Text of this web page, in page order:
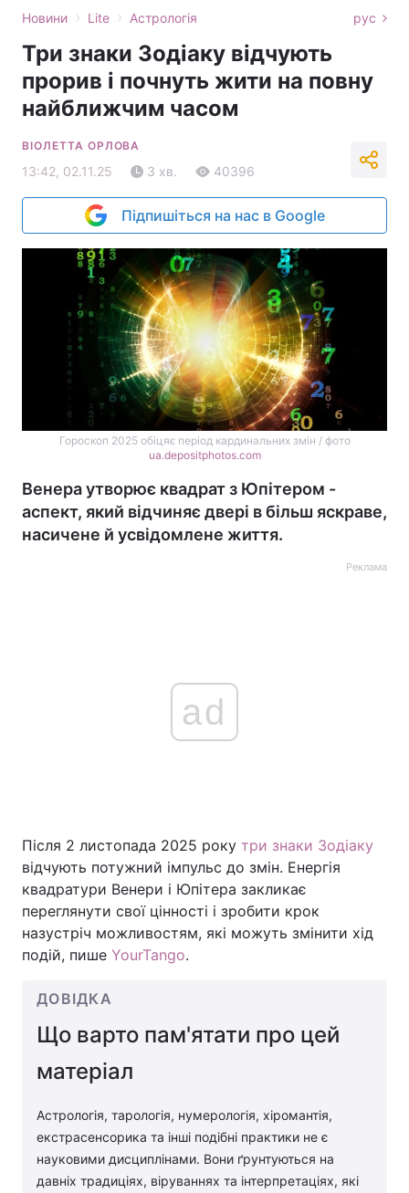
Новини › Lite › Астрологія рус
Три знаки Зодіаку відчують
прорив і почнуть жити на повну
найближчим часом
ВІОЛЕТТА ОРЛОВА
13:42, 02.11.25 3 хв. 40396
Підпишіться на нас в Google
Гороскоп 2025 обіцяє період кардинальних змін / фото
ua.depositphotos.com
Венера утворює квадрат з Юпітером -
аспект, який відчиняє двері в більш яскраве,
насичене й усвідомлене життя.
Реклама
ad
Після 2 листопада 2025 року три знаки Зодіаку
відчують потужний імпульс до змін. Енергія
квадратури Венери і Юпітера закликає
переглянути свої цінності і зробити крок
назустріч можливостям, які можуть змінити хід
подій, пише YourTango.
ДОВІДКА
Що варто пам'ятати про цей
матеріал
Астрологія, тарологія, нумерологія, хіромантія,
екстрасенсорика та інші подібні практики не є
науковими дисциплінами. Вони ґрунтуються на
давніх традиціях, віруваннях та інтерпретаціях, які